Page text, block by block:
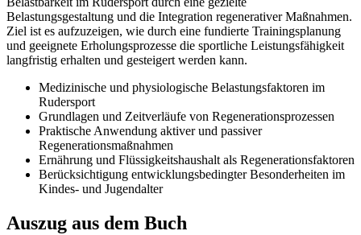
Belastungsgestaltung und die Integration regenerativer Maßnahmen.
Ziel ist es aufzuzeigen, wie durch eine fundierte Trainingsplanung
und geeignete Erholungsprozesse die sportliche Leistungsfähigkeit
langfristig erhalten und gesteigert werden kann.
Medizinische und physiologische Belastungsfaktoren im
Rudersport
Grundlagen und Zeitverläufe von Regenerationsprozessen
Praktische Anwendung aktiver und passiver
Regenerationsmaßnahmen
Ernährung und Flüssigkeitshaushalt als Regenerationsfaktoren
Berücksichtigung entwicklungsbedingter Besonderheiten im
Kindes- und Jugendalter
Auszug aus dem Buch